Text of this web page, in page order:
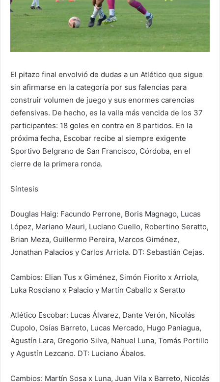
El pitazo final envolvió de dudas a un Atlético que sigue
sin afirmarse en la categoría por sus falencias para
construir volumen de juego y sus enormes carencias
defensivas. De hecho, es la valla más vencida de los 37
participantes: 18 goles en contra en 8 partidos. En la
próxima fecha, Escobar recibe al siempre exigente
Sportivo Belgrano de San Francisco, Córdoba, en el
cierre de la primera ronda.
Síntesis
Douglas Haig: Facundo Perrone, Boris Magnago, Lucas
López, Mariano Mauri, Luciano Cuello, Robertino Seratto,
Brian Meza, Guillermo Pereira, Marcos Giménez,
Jonathan Palacios y Carlos Arriola. DT: Sebastián Cejas.
Cambios: Elian Tus x Giménez, Simón Fiorito x Arriola,
Luka Rosciano x Palacio y Martín Caballo x Seratto
Atlético Escobar: Lucas Álvarez, Dante Verón, Nicolás
Cupolo, Osías Barreto, Lucas Mercado, Hugo Paniagua,
Agustín Lara, Gregorio Silva, Nahuel Luna, Tomás Portillo
y Agustín Lezcano. DT: Luciano Ábalos.
Cambios: Martín Sosa x Luna, Juan Vila x Barreto, Nicolás